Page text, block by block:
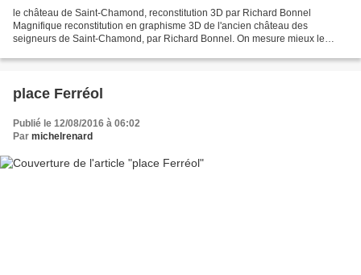
le château de Saint-Chamond, reconstitution 3D par Richard Bonnel
Magnifique reconstitution en graphisme 3D de l'ancien château des
seigneurs de Saint-Chamond, par Richard Bonnel. On mesure mieux le
place Ferréol
Publié le 12/08/2016 à 06:02
Par michelrenard